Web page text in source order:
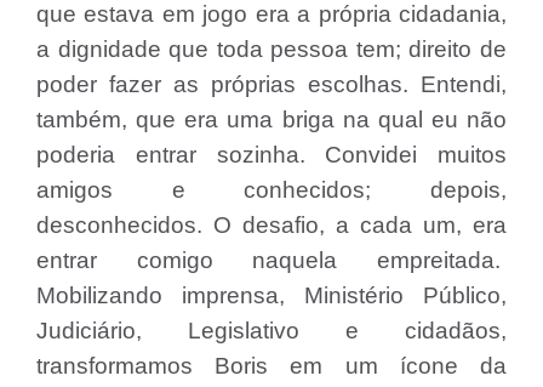
que estava em jogo era a própria cidadania,
a dignidade que toda pessoa tem; direito de
poder fazer as próprias escolhas. Entendi,
também, que era uma briga na qual eu não
poderia entrar sozinha. Convidei muitos
amigos e conhecidos; depois,
desconhecidos. O desafio, a cada um, era
entrar comigo naquela empreitada.
Mobilizando imprensa, Ministério Público,
Judiciário, Legislativo e cidadãos,
transformamos Boris em um ícone da